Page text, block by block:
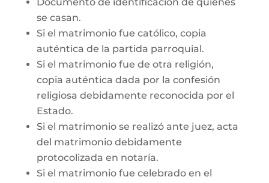
se casan.
Si el matrimonio fue católico, copia
auténtica de la partida parroquial.
Si el matrimonio fue de otra religión,
copia auténtica dada por la confesión
religiosa debidamente reconocida por el
Estado.
Si el matrimonio se realizó ante juez, acta
del matrimonio debidamente
protocolizada en notaría.
Si el matrimonio fue celebrado en el